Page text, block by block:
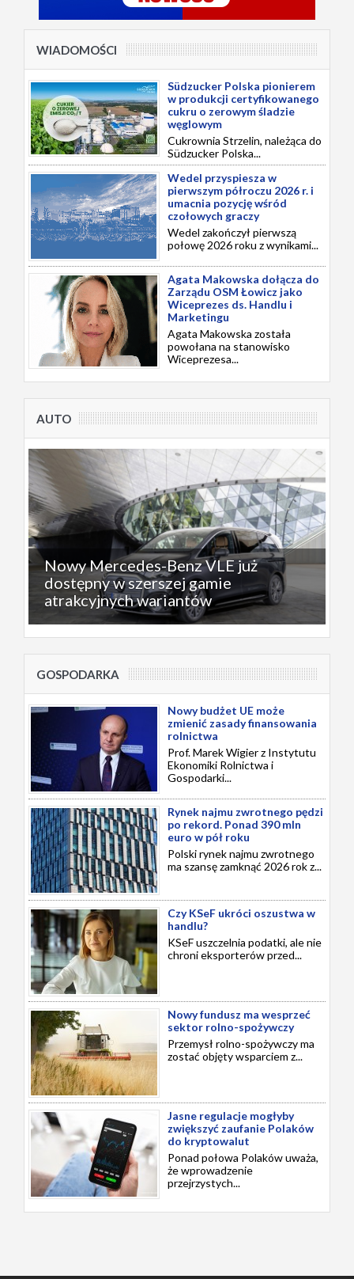
WIADOMOŚCI
Südzucker Polska pionierem
w produkcji certyfikowanego
cukru o zerowym śladzie
węglowym
Cukrownia Strzelin, należąca do
Südzucker Polska...
Wedel przyspiesza w
pierwszym półroczu 2026 r. i
umacnia pozycję wśród
czołowych graczy
Wedel zakończył pierwszą
połowę 2026 roku z wynikami...
Agata Makowska dołącza do
Zarządu OSM Łowicz jako
Wiceprezes ds. Handlu i
Marketingu
Agata Makowska została
powołana na stanowisko
Wiceprezesa...
AUTO
Nowy Mercedes-Benz VLE już
dostępny w szerszej gamie
atrakcyjnych wariantów
GOSPODARKA
Nowy budżet UE może
zmienić zasady finansowania
rolnictwa
Prof. Marek Wigier z Instytutu
Ekonomiki Rolnictwa i
Gospodarki...
Rynek najmu zwrotnego pędzi
po rekord. Ponad 390 mln
euro w pół roku
Polski rynek najmu zwrotnego
ma szansę zamknąć 2026 rok z...
Czy KSeF ukróci oszustwa w
handlu?
KSeF uszczelnia podatki, ale nie
chroni eksporterów przed...
Nowy fundusz ma wesprzeć
sektor rolno-spożywczy
Przemysł rolno-spożywczy ma
zostać objęty wsparciem z...
Jasne regulacje mogłyby
zwiększyć zaufanie Polaków
do kryptowalut
Ponad połowa Polaków uważa,
że wprowadzenie
przejrzystych...